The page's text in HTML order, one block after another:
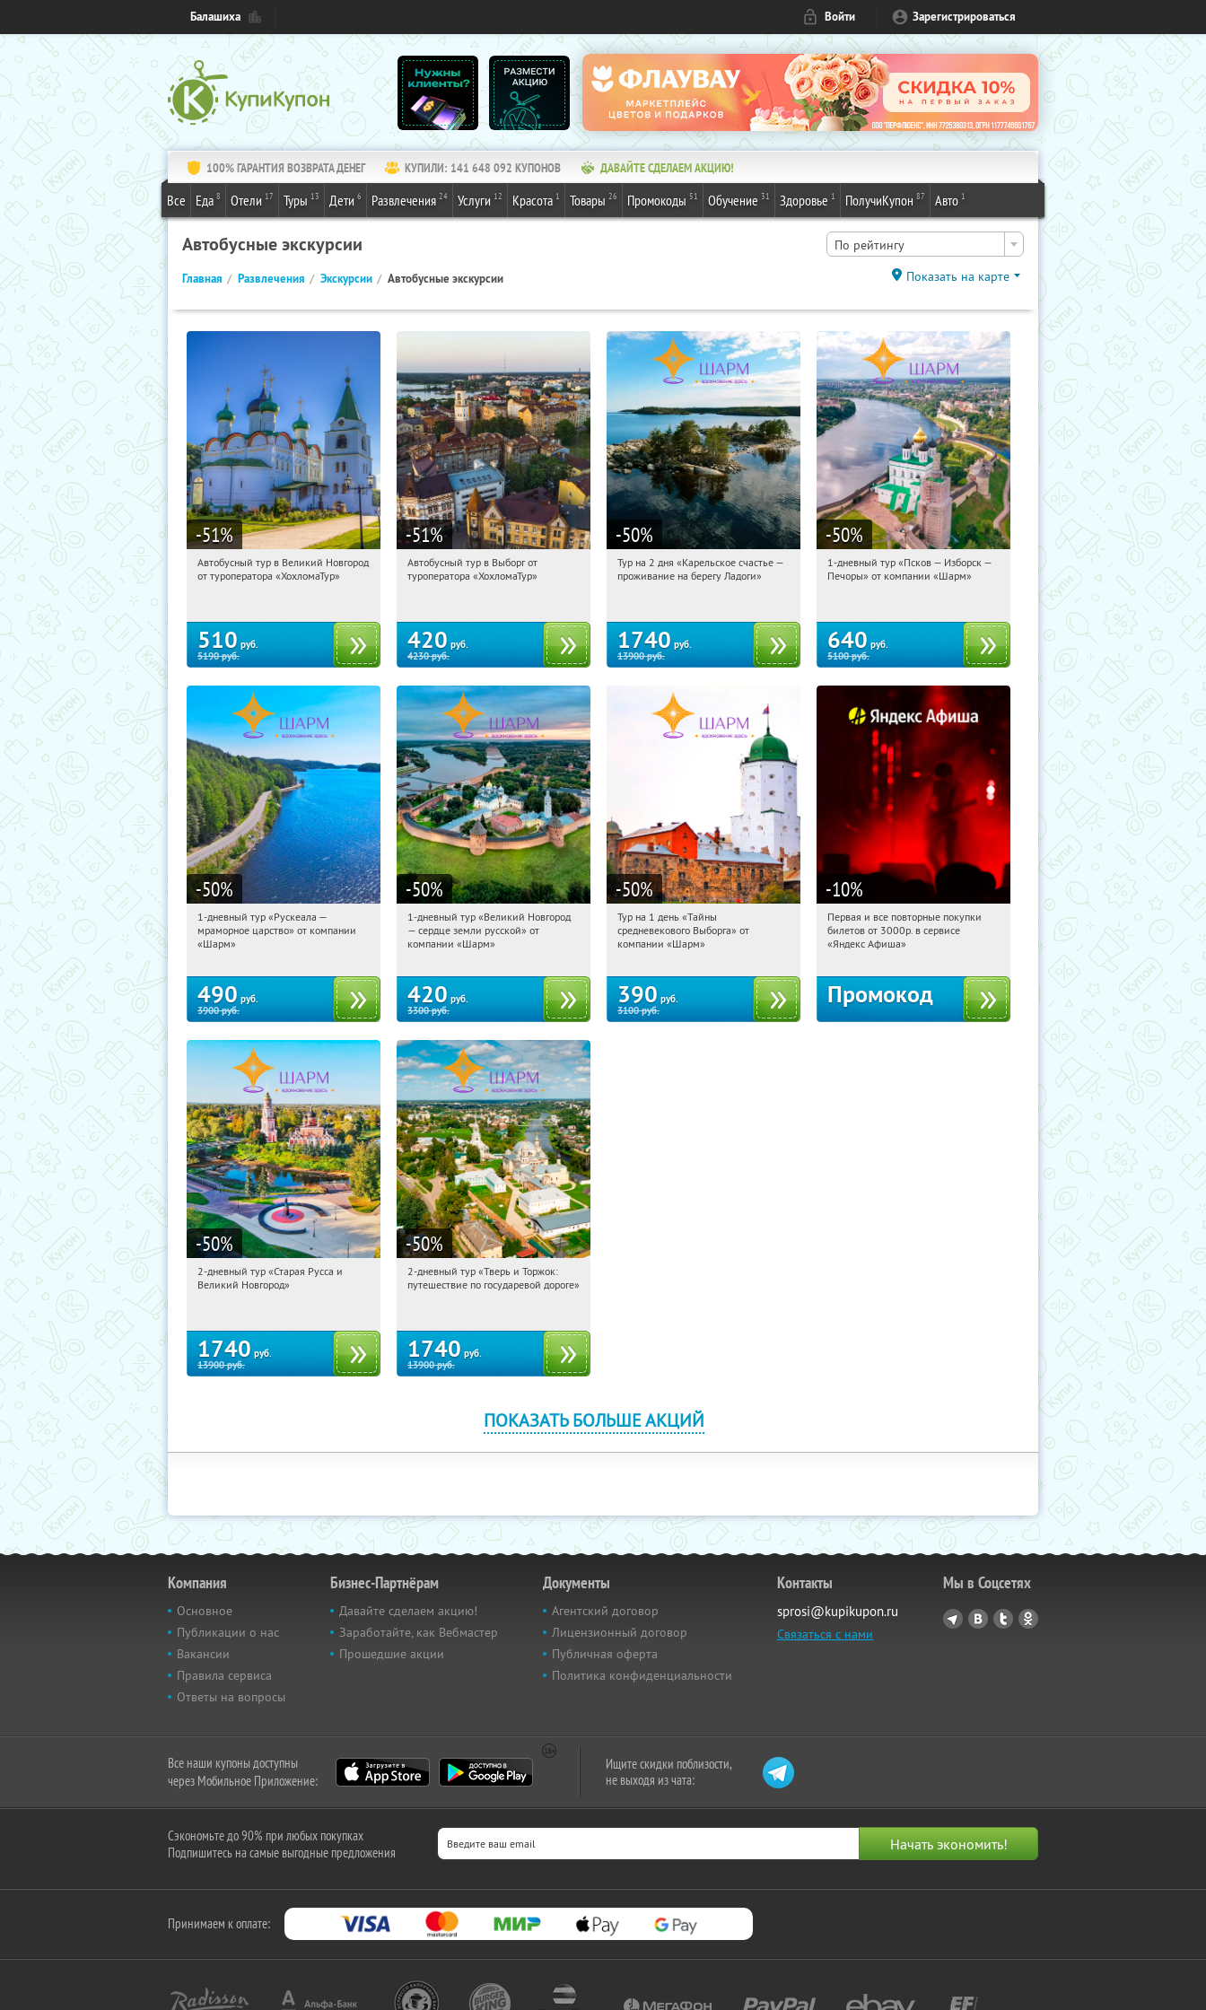
Балашиха Войти Зарегистрироваться
100% ГАРАНТИЯ ВОЗВРАТА ДЕНЕГ КУПИЛИ: 141 648 092 КУПОНОВ ДАВАЙТЕ СДЕЛАЕМ АКЦИЮ!
Все Еда 8 Отели 17 Туры 13 Дети 6 Развлечения 24 Услуги 12 Красота 1 Товары 26 Промокоды 51 Обучение 31 Здоровье 1 ПолучиКупон 87 Авто 1
Автобусные экскурсии По рейтингу
Главная Развлечения Экскурсии Автобусные экскурсии Показать на карте
-51%
04:49:20 Купили:2
Автобусный тур в Великий Новгород
от туроператора «ХохломаТур»
510 руб.
5190руб.
-51%
04:49:20 Купили:
Автобусный тур в Выборг от
туроператора «ХохломаТур»
420 руб.
4230руб.
-50%
04:49:20 Купили:39
Тур на 2 дня «Карельское счастье —
проживание на берегу Ладоги»
1740 руб.
13900руб.
-50%
04:49:20 Купили:12
1-дневный тур «Псков — Изборск —
Печоры» от компании «Шарм»
640 руб.
5100руб.
-50%
04:49:20 Купили:
Достоевская
1-дневный тур «Рускеала —
мраморное царство» от компании
«Шарм»
490 руб.
3900руб.
-50%
04:49:20 Купили:22
Достоевская
1-дневный тур «Великий Новгород
— сердце земли русской» от
компании «Шарм»
420 руб.
3300руб.
-50%
04:49:20
Достоевская
Тур на 1 день «Тайны
средневекового Выборга» от
компании «Шарм»
390 руб.
3100руб.
-10%
04:49:20 Получили:
Россия
Первая и все повторные покупки
билетов от 3000р. в сервисе
«Яндекс Афиша»
Промокод
-50%
04:49:20 Купили:
2-дневный тур «Старая Русса и
Великий Новгород»
1740 руб.
13900руб.
-50%
04:49:20 Купили:
2-дневный тур «Тверь и Торжок:
путешествие по государевой дороге»
1740 руб.
13900руб.
ПОКАЗАТЬ БОЛЬШЕ АКЦИЙ
Компания
Основное
Публикации о нас
Вакансии
Правила сервиса
Ответы на вопросы
Бизнес-Партнёрам
Давайте сделаем акцию!
Заработайте, как Вебмастер
Прошедшие акции
Документы
Агентский договор
Лицензионный договор
Публичная оферта
Политика конфиденциальности
Контакты
sprosi@kupikupon.ru
Связаться с нами
Мы в Соцсетях
Все наши купоны доступны
через Мобильное Приложение:
Ищите скидки поблизости,
не выходя из чата:
Сэкономьте до 90% при любых покупках
Подпишитесь на самые выгодные предложения
Принимаем к оплате: